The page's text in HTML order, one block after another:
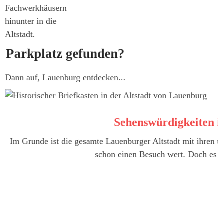
Fachwerkhäusern
hinunter in die
Altstadt.
Parkplatz gefunden?
Dann auf, Lauenburg entdecken...
Im Grunde ist die gesamte Lauenburger Altstadt mit
schon einen Besuch wert. Doch